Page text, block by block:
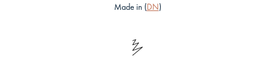
Made in (DN)